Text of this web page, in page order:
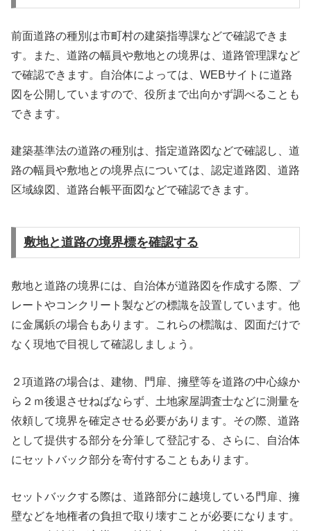
前面道路の種別は市町村の建築指導課などで確認できま
す。また、道路の幅員や敷地との境界は、道路管理課など
で確認できます。自治体によっては、WEBサイトに道路
図を公開していますので、役所まで出向かず調べることも
できます。
建築基準法の道路の種別は、指定道路図などで確認し、道
路の幅員や敷地との境界点については、認定道路図、道路
区域線図、道路台帳平面図などで確認できます。
敷地と道路の境界標を確認する
敷地と道路の境界には、自治体が道路図を作成する際、プ
レートやコンクリート製などの標識を設置しています。他
に金属鋲の場合もあります。これらの標識は、図面だけで
なく現地で目視して確認しましょう。
２項道路の場合は、建物、門扉、擁壁等を道路の中心線か
ら２ｍ後退させねばならず、土地家屋調査士などに測量を
依頼して境界を確定させる必要があります。その際、道路
として提供する部分を分筆して登記する、さらに、自治体
にセットバック部分を寄付することもあります。
セットバックする際は、道路部分に越境している門扉、擁
壁などを地権者の負担で取り壊すことが必要になります。